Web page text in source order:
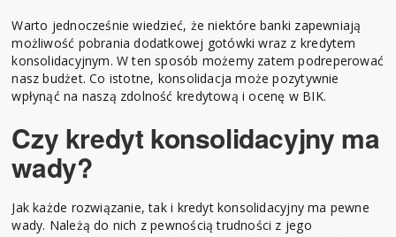
Warto jednocześnie wiedzieć, że niektóre banki zapewniają
możliwość pobrania dodatkowej gotówki wraz z kredytem
konsolidacyjnym. W ten sposób możemy zatem podreperować
nasz budżet. Co istotne, konsolidacja może pozytywnie
wpłynąć na naszą zdolność kredytową i ocenę w BIK.
Czy kredyt konsolidacyjny ma
wady?
Jak każde rozwiązanie, tak i kredyt konsolidacyjny ma pewne
wady. Należą do nich z pewnością trudności z jego